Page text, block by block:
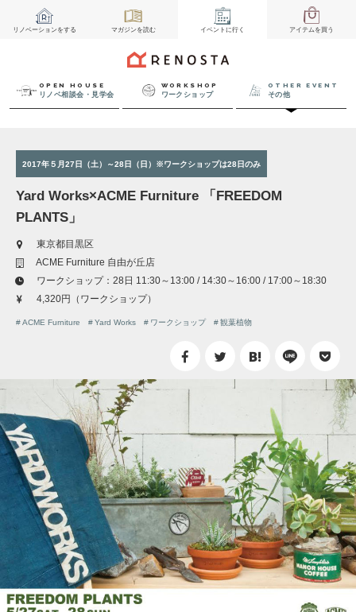
リノベーションをする マガジンを読む イベント に行く アイテムを買う
OPEN HOUSE
リノベ相談会・見学会
WORKSHOP
ワークショップ
OTHER EVENT
その他
2017年５月27日（土）～28日（日）※ワークショップは28日のみ
Yard Works×ACME Furniture 「FREEDOM
PLANTS」
東京都目黒区
ACME Furniture 自由が丘店
ワークショップ：28日 11:30～13:00 / 14:30～16:00 / 17:00～18:30
4,320円（ワークショップ）
ACME Furniture Yard Works ワークショップ 観葉植物